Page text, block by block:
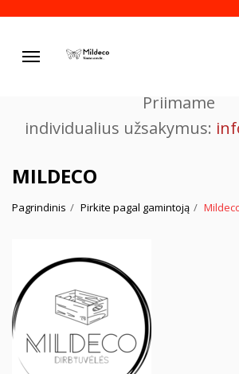
Navigacija
Priimame
individualius užsakymus:
MILDECO
Pagrindinis Pirkite pagal gamintoją